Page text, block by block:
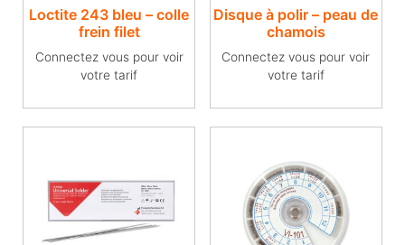
Loctite 243 bleu – colle
frein filet
Connectez vous pour voir
votre tarif
Disque à polir – peau de
chamois
Connectez vous pour voir
votre tarif